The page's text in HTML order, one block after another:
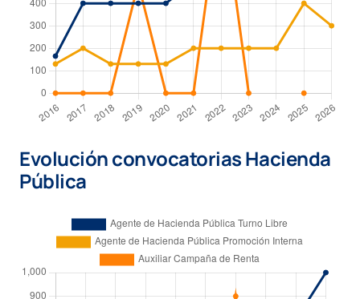
Evolución convocatorias Hacienda
Pública